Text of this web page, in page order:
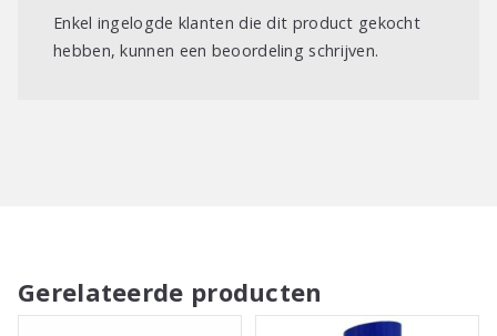
Enkel ingelogde klanten die dit product gekocht
hebben, kunnen een beoordeling schrijven.
Gerelateerde producten